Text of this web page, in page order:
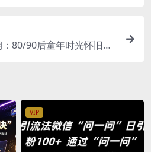
80/90后童年时光怀旧短
VIP